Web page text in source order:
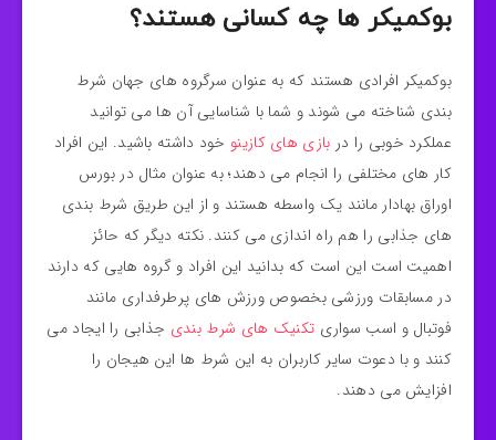
بوكميكر ها چه کسانی هستند؟
بوكميكر افرادی هستند که به‌ عنوان سرگروه‌ های جهان شرط‌
بندی شناخته می‌ شوند و شما با شناسایی آن‌ ها می‌ توانید
عملکرد خوبی را در بازی‌ های کازینو خود داشته باشید. این افراد
کار های مختلفی را انجام می‌ دهند؛ به‌ عنوان مثال در بورس
اوراق بهادار مانند یک واسطه هستند و از این طریق شرط‌ بندی‌
های جذابی را هم راه‌ اندازی می‌ کنند. نکته دیگر که حائز
اهمیت است این است که بدانید این افراد و گروه‌ هایی که دارند
در مسابقات ورزشی بخصوص ورزش‌ های پرطرفداری مانند
فوتبال و اسب‌ سواری تکنیک های شرط بندی جذابی را ایجاد می‌
کنند و با دعوت سایر کاربران به این شرط‌ ها این هیجان را
افزایش می‌ دهند.